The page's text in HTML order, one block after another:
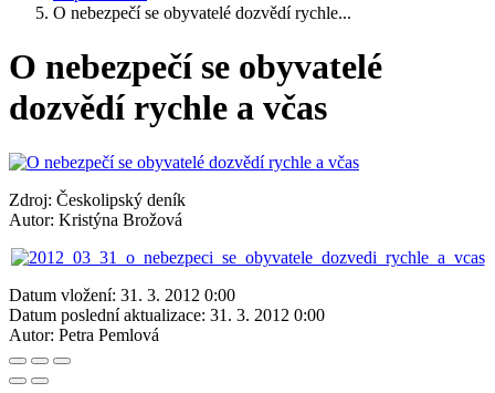
O nebezpečí se obyvatelé dozvědí rychle...
O nebezpečí se obyvatelé
dozvědí rychle a včas
Zdroj: Českolipský deník
Autor: Kristýna Brožová
Datum vložení: 31. 3. 2012 0:00
Datum poslední aktualizace: 31. 3. 2012 0:00
Autor: Petra Pemlová